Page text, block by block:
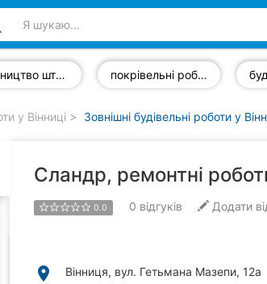
будівництво штучних водойм покрівельні роботи
у Вінниці Зовнішні будівельні роботи у
Сландр, ремонтні
0.0 0 відгуків Додати
place Вінниця, вул. Гетьмана Мазепи, 12а